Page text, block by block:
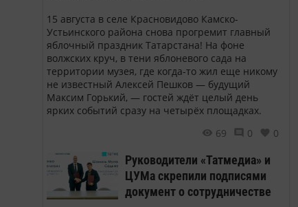
15 августа в селе Красновидово Камско-
Устьинского района снова прогремит главный
яблочный праздник Татарстана! На фоне
волжских круч, в тени яблоневого сада на
территории музея, где когда-то жил еще никому
не известный Алексей Пешков — будущий
Максим Горький, — гостей ждёт целый день
ярких событий сразу на четырёх площадках.
69
0 0
Руководители «Татмедиа» и
ЦУМа скрепили подписями
документ о сотрудничестве